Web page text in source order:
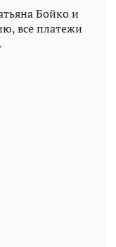
Бойко и
все платежи